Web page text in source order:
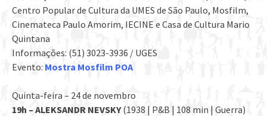
Centro Popular de Cultura da UMES de São Paulo, Mosfilm,
Cinemateca Paulo Amorim, IECINE e Casa de Cultura Mario
Quintana
Informações: (51) 3023-3936 / UGES
Evento: Mostra Mosfilm POA
Quinta-feira – 24 de novembro
19h – ALEKSANDR NEVSKY(1938 | P&B | 108 min | Guerra)